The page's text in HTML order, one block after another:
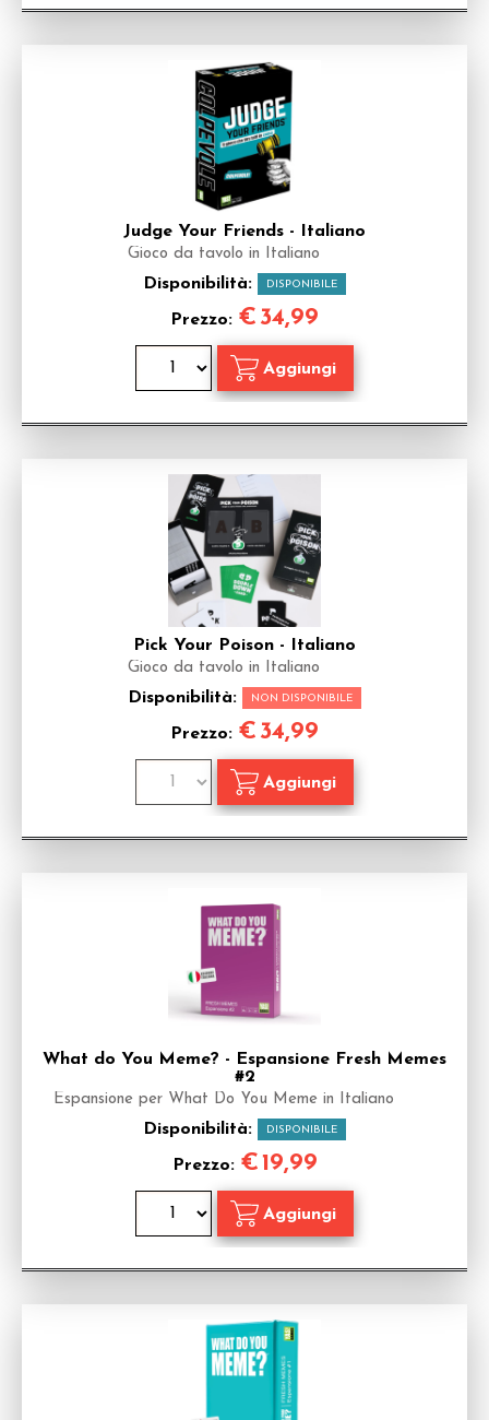
Judge Your Friends - Italiano
Gioco da tavolo in Italiano
Disponibilità: DISPONIBILE
Prezzo: € 34,99
Pick Your Poison - Italiano
Gioco da tavolo in Italiano
Disponibilità: NON DISPONIBILE
Prezzo: € 34,99
What do You Meme? - Espansione Fresh Memes
#2
Espansione per What Do You Meme in Italiano
Disponibilità: DISPONIBILE
Prezzo: €19,99